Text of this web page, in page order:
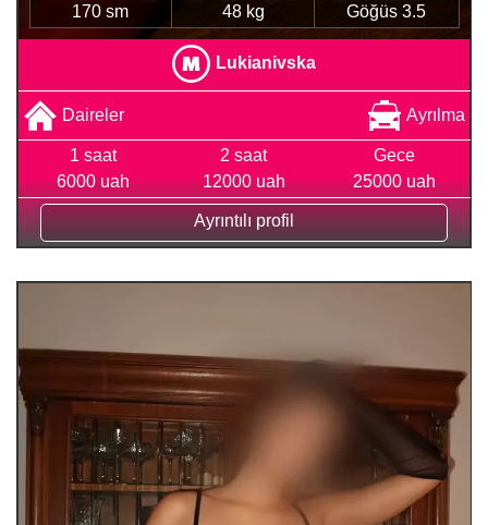
170 sm 48 kg Göğüs 3.5
Lukianivska
Daireler Ayrılma
1 saat
6000 uah
2 saat
12000 uah
Gece
25000 uah
Ayrıntılı profil